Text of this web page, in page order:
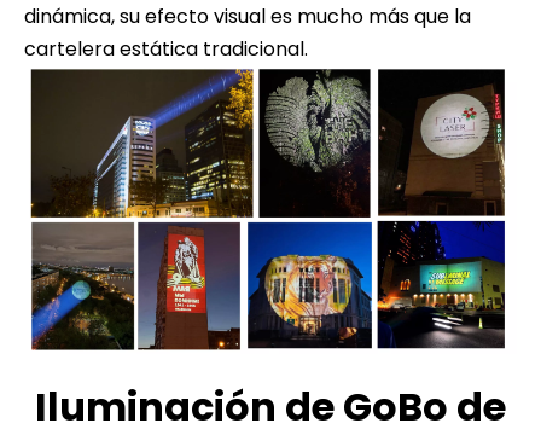
dinámica, su efecto visual es mucho más que la
cartelera estática tradicional.
Iluminación de GoBo de